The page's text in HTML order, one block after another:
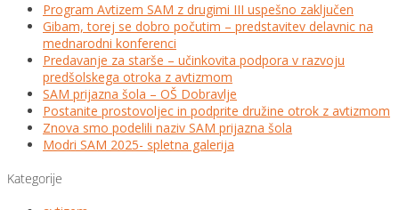
Program Avtizem SAM z drugimi III uspešno zaključen
Gibam, torej se dobro počutim – predstavitev delavnic na
mednarodni konferenci
Predavanje za starše – učinkovita podpora v razvoju
predšolskega otroka z avtizmom
SAM prijazna šola – OŠ Dobravlje
Postanite prostovoljec in podprite družine otrok z avtizmom
Znova smo podelili naziv SAM prijazna šola
Modri SAM 2025- spletna galerija
Kategorije